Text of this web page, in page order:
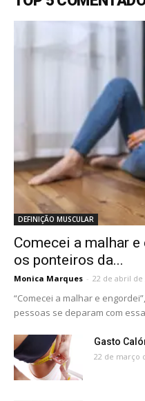
DEFINIÇÃO MUSCULAR
Comecei a malhar
os ponteiros da...
Monica Marques - 22 de abril de
“Comecei a malhar e
pessoas se deparam com
Gasto
22 de março